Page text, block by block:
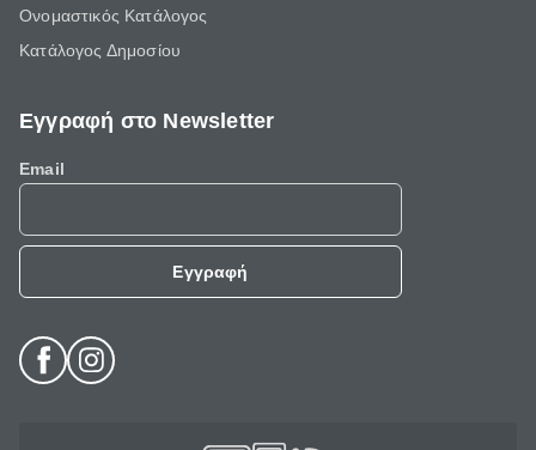
Ονομαστικός Κατάλογος
Κατάλογος Δημοσίου
Εγγραφή στο Newsletter
Email
Εγγραφή